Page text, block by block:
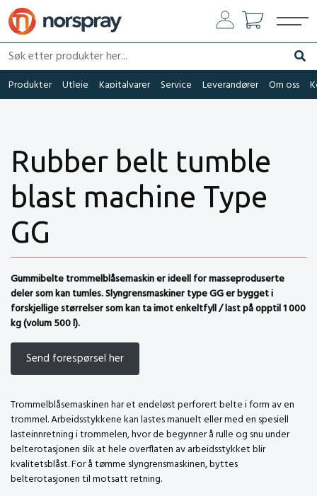
Søk etter produkter her...
Søk
Produkter Utleie Kapitalvarer Service Leverandører Om oss
Rubber belt tumble
blast machine Type
GG
Gummibelte trommelblåsemaskin er ideell for masseproduserte
deler som kan tumles. Slyngrensmaskiner type GG er bygget i
forskjellige størrelser som kan ta imot enkeltfyll / last på opptil 1 000
kg (volum 500 l).
Send forespørsel her
Trommelblåsemaskinen har et endeløst perforert belte i form av en
trommel. Arbeidsstykkene kan lastes manuelt eller med en spesiell
lasteinnretning i trommelen, hvor de begynner å rulle og snu under
belterotasjonen slik at hele overflaten av arbeidsstykket blir
kvalitetsblåst. For å tømme slyngrensmaskinen, byttes
belterotasjonen til motsatt retning.